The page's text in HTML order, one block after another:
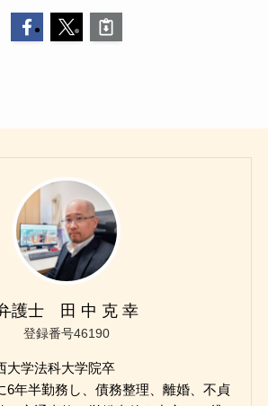
護士 田 中 克 幸
登録番号46190
大学法科大学院卒
6年半勤務し、債務整理、離婚、不貞